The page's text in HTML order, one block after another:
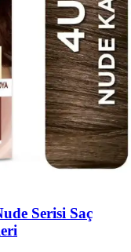
Serisi Saç